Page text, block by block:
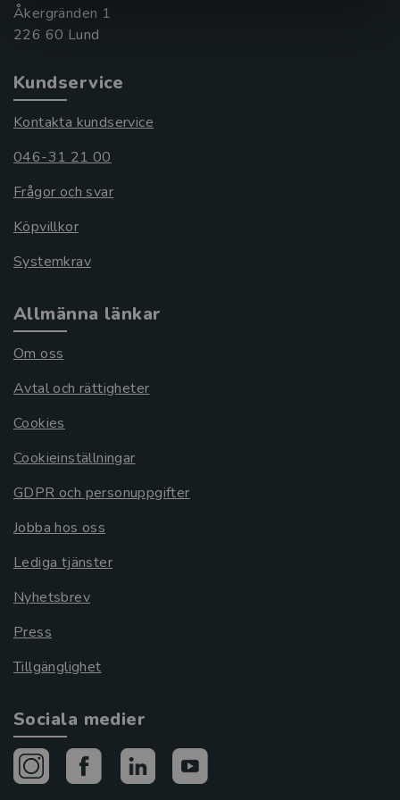
Åkergränden 1
Kundservice
Kontakta kundservice
046-31 21 00
Frågor och svar
Köpvillkor
Systemkrav
Allmänna länkar
Om oss
Avtal och rättigheter
Cookies
Cookieinställningar
GDPR och personuppgifter
Jobba hos oss
Lediga tjänster
Nyhetsbrev
Press
Tillgänglighet
Sociala medier